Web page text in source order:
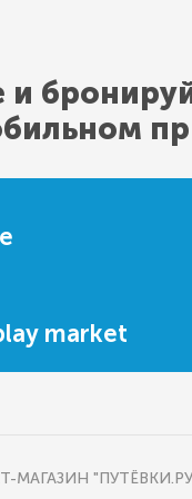
и
market
МАГАЗИН